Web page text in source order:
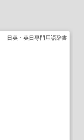
日英・英日専門用語辞書